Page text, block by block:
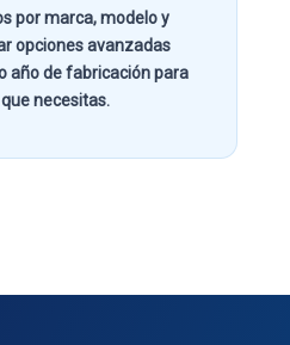
pormarca, modelo y
opciones avanzadas
año de fabricaciónpara
necesitas.